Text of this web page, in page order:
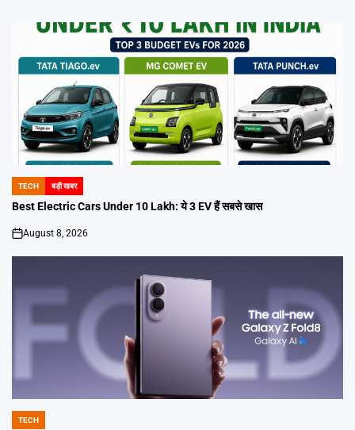
POSTED
IN
TECH बड़ी खबर
Best Electric Cars Under 10 Lakh: ये 3 EV हैं सबसे खास
on
August 8, 2026
POSTED
TECH